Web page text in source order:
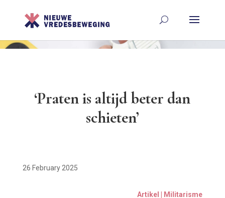
‘Praten is altijd beter dan
schieten’
26 February 2025
Artikel | Militarisme